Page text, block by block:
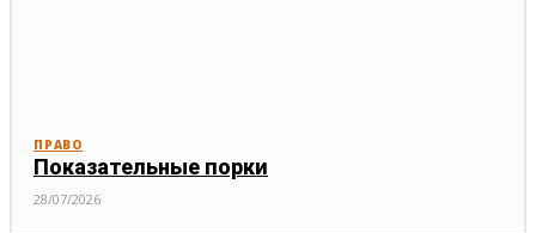
ПРАВО
Показательные порки
28/07/2026